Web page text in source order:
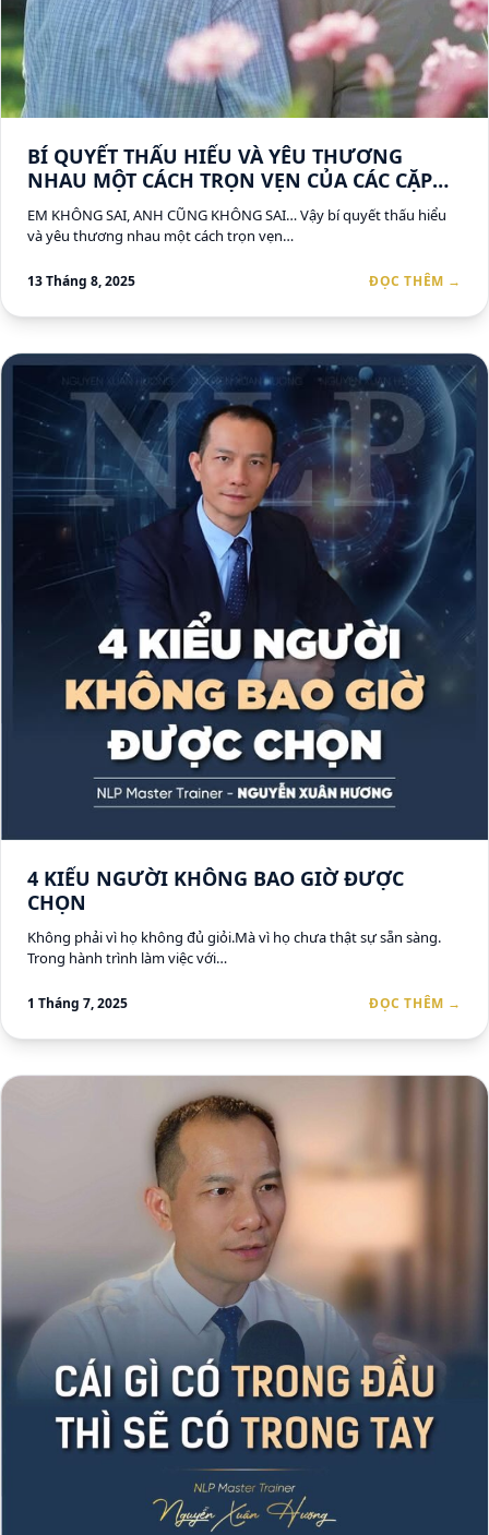
BÍ QUYẾT THẤU HIỂU VÀ YÊU THƯƠNG
NHAU MỘT CÁCH TRỌN VẸN CỦA CÁC CẶP
ĐÔI
EM KHÔNG SAI, ANH CŨNG KHÔNG SAI… Vậy bí quyết thấu hiểu
và yêu thương nhau một cách trọn vẹn…
13 Tháng 8, 2025 ĐỌC THÊM →
4 KIỂU NGƯỜI KHÔNG BAO GIỜ ĐƯỢC
CHỌN
Không phải vì họ không đủ giỏi.Mà vì họ chưa thật sự sẵn sàng.
Trong hành trình làm việc với…
1 Tháng 7, 2025 ĐỌC THÊM →